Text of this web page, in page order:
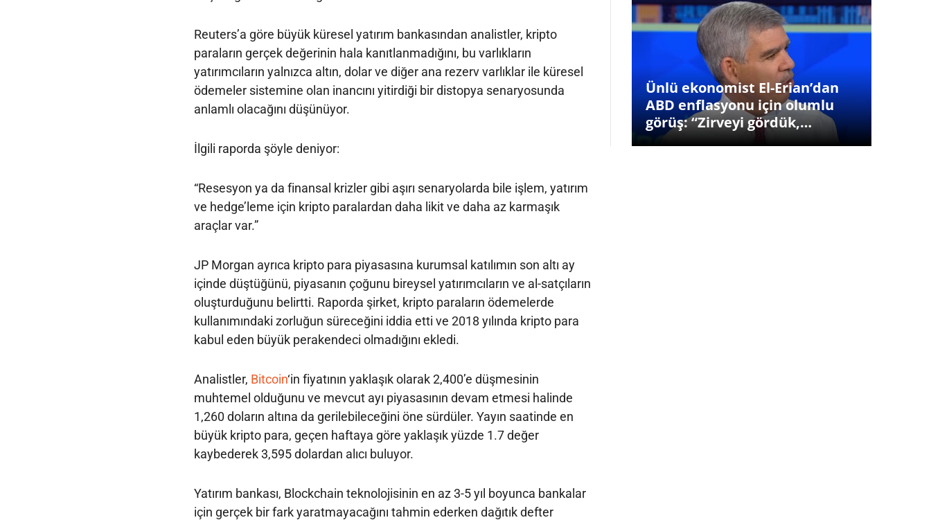
Reuters’a göre büyük küresel yatırım bankasından analistler, kripto
paraların gerçek değerinin hala kanıtlanmadığını, bu varlıkların
yatırımcıların yalnızca altın, dolar ve diğer ana rezerv varlıklar ile küresel
ödemeler sistemine olan inancını yitirdiği bir distopya senaryosunda
anlamlı olacağını düşünüyor.
İlgili raporda şöyle deniyor:
“Resesyon ya da finansal krizler gibi aşırı senaryolarda bile işlem, yatırım
ve hedge’leme için kripto paralardan daha likit ve daha az karmaşık
araçlar var.”
JP Morgan ayrıca kripto para piyasasına kurumsal katılımın son altı ay
içinde düştüğünü, piyasanın çoğunu bireysel yatırımcıların ve al-satçıların
oluşturduğunu belirtti. Raporda şirket, kripto paraların ödemelerde
kullanımındaki zorluğun süreceğini iddia etti ve 2018 yılında kripto para
kabul eden büyük perakendeci olmadığını ekledi.
Analistler, Bitcoin‘in fiyatının yaklaşık olarak 2,400’e düşmesinin
muhtemel olduğunu ve mevcut ayı piyasasının devam etmesi halinde
1,260 doların altına da gerilebileceğini öne sürdüler. Yayın saatinde en
büyük kripto para, geçen haftaya göre yaklaşık yüzde 1.7 değer
kaybederek 3,595 dolardan alıcı buluyor.
Yatırım bankası, Blockchain teknolojisinin en az 3-5 yıl boyunca bankalar
için gerçek bir fark yaratmayacağını tahmin ederken dağıtık defter
Ünlü ekonomist El-Erian’dan
ABD enflasyonu için olumlu
görüş: “Zirveyi gördük,…